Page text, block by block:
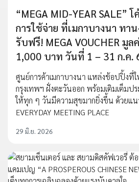
“MEGA MID-YEAR SALE”
การใช้จ่าย ที่เมกาบางนา ทา
รับฟรี! MEGA VOUCHER มูล
1,000 บาท วันที่ 1 – 31 ก.ค.
ศูนย์การค้าเมกาบางนา แหล่งช้อปปิ้งที่
กรุงเทพฯ ฝั่งตะวันออก พร้อมเติมเต็มป
ให้ทุก ๆ วันมีความสุขมากยิ่งขึ้น ด้วยแน
EVERYDAY MEETING PLACE
29 มิ.ย. 2026